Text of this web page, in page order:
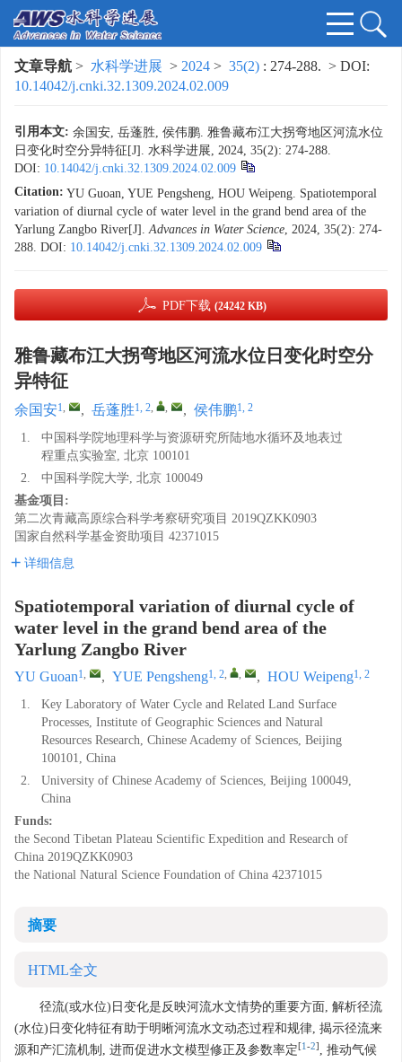
文章导航 > 水科学进展 > 2024 > 35(2) : 274-288. > DOI:
10.14042/j.cnki.32.1309.2024.02.009
引用本文: 余国安, 岳蓬胜, 侯伟鹏. 雅鲁藏布江大拐弯地区河流水位
日变化时空分异特征[J]. 水科学进展, 2024, 35(2): 274-288.
DOI: 10.14042/j.cnki.32.1309.2024.02.009
Citation: YU Guoan, YUE Pengsheng, HOU Weipeng. Spatiotemporal
variation of diurnal cycle of water level in the grand bend area of the
Yarlung Zangbo River[J].Advances in Water Science, 2024, 35(2): 274-
288. DOI: 10.14042/j.cnki.32.1309.2024.02.009
PDF下载 (24242 KB)
雅鲁藏布江大拐弯地区河流水位日变化时空分
异特征
余国安1, , 岳蓬胜1, 2, , , 侯伟鹏1, 2
1.
中国科学院地理科学与资源研究所陆地水循环及地表过
程重点实验室, 北京 100101
2.
中国科学院大学, 北京 100049
基金项目:
第二次青藏高原综合科学考察研究项目 2019QZKK0903
国家自然科学基金资助项目 42371015
详细信息
Spatiotemporal variation of diurnal cycle of
water level in the grand bend area of the
Yarlung Zangbo River
YU Guoan1, , YUE Pengsheng1, 2, , , HOU Weipeng1, 2
1.
Key Laboratory of Water Cycle and Related Land Surface
Processes, Institute of Geographic Sciences and Natural
Resources Research, Chinese Academy of Sciences, Beijing
100101, China
2.
University of Chinese Academy of Sciences, Beijing 100049,
China
Funds:
the Second Tibetan Plateau Scientific Expedition and Research of
China 2019QZKK0903
the National Natural Science Foundation of China 42371015
摘要
HTML全文
径流(或水位)日变化是反映河流水文情势的重要方面, 解析径流
(水位)日变化特征有助于明晰河流水文动态过程和规律, 揭示径流来
源和产汇流机制, 进而促进水文模型修正及参数率定[1 -2] , 推动气候